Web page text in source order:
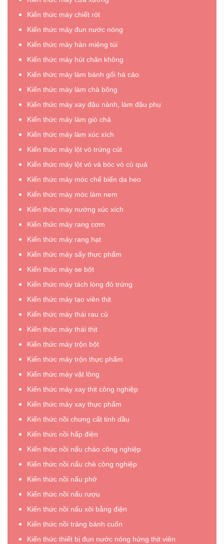
Kiến thức máy chiết rót
Kiến thức máy đun nước nóng
Kiến thức máy hàn miệng túi
Kiến thức máy hút chân không
Kiến thức máy làm bánh gối há cảo
Kiến thức máy làm chà bông
Kiến thức máy xay đậu nành, làm đậu phụ
Kiến thức máy làm giò chả
Kiến thức máy làm xúc xích
Kiến thức máy lột vỏ trứng cút
Kiến thức máy lột vỏ và bóc vỏ củ quả
Kiến thức máy móc chế biến da heo
Kiến thức máy móc làm nem
Kiến thức máy nướng xúc xích
Kiến thức máy rang cơm
Kiến thức máy rang hạt
Kiến thức máy sấy thực phẩm
Kiến thức máy se bột
Kiến thức máy tách lòng đỏ trứng
Kiến thức máy tạo viên thịt
Kiến thức máy thái rau củ
Kiến thức máy thái thịt
Kiến thức máy trộn bột
Kiến thức máy trộn thực phẩm
Kiến thức máy vặt lông
Kiến thức máy xay thịt công nghiệp
Kiến thức máy xay thực phẩm
Kiến thức nồi chưng cất tinh dầu
Kiến thức nồi hấp điện
Kiến thức nồi nấu cháo công nghiệp
Kiến thức nồi nấu chè công nghiệp
Kiến thức nồi nấu phở
Kiến thức nồi nấu rượu
Kiến thức nồi nấu xôi bằng điện
Kiến thức nồi tráng bánh cuốn
Kiến thức thiết bị đun nước nóng hứng thịt viên